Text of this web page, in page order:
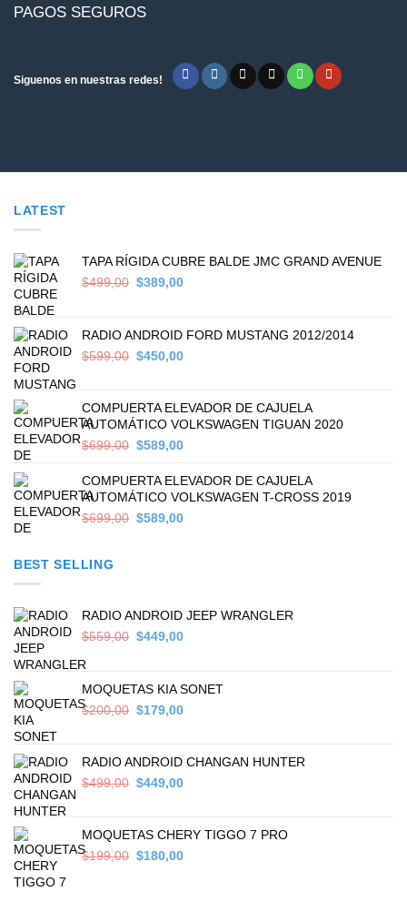
PAGOS SEGUROS
Siguenos en nuestras redes!
LATEST
TAPA RÍGIDA CUBRE BALDE JMC GRAND AVENUE
$499,00 Original
$499,00.
$389,00Current
$389,00.
RADIO ANDROID FORD MUSTANG 2012/2014
$599,00 Original
$599,00.
$450,00Current
$450,00.
COMPUERTA ELEVADOR DE CAJUELA
AUTOMÁTICO VOLKSWAGEN TIGUAN 2020
$699,00 Original
was:
$699,00.
$589,00Current
is:
$589,00.
COMPUERTA ELEVADOR DE CAJUELA
AUTOMÁTICO VOLKSWAGEN T-CROSS 2019
$699,00 Original
$589,00Current
BEST SELLING
RADIO ANDROID JEEP WRANGLER
$559,00 Original
$559,00.
$449,00Current
$449,00.
MOQUETAS KIA SONET
$200,00 Original
$200,00.
$179,00Current
$179,00.
RADIO ANDROID CHANGAN HUNTER
$499,00 Original
$499,00.
$449,00Current
$449,00.
MOQUETAS CHERY TIGGO 7 PRO
$199,00 Original
$180,00Current